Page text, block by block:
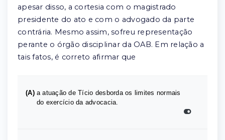
apesar disso, a cortesia com o magistrado
presidente do ato e com o advogado da parte
contrária. Mesmo assim, sofreu representação
perante o órgão disciplinar da OAB. Em relação a
tais fatos, é correto afirmar que
(A) a atuação de Tício desborda os limites normais
do exercício da advocacia.